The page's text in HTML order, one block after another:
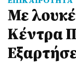
Με
Κέντρα